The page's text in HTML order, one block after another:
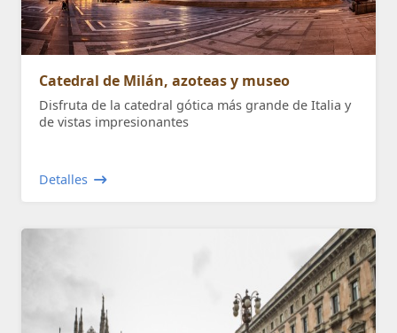
Catedral de Milán, azoteas y museo
Disfruta de la catedral gótica más grande de Italia y
de vistas impresionantes
Detalles